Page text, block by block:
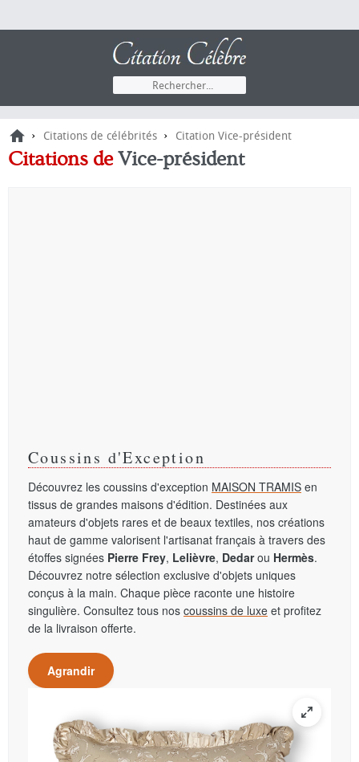
› Citations de célébrités › Citation Vice-président
Citations deVice-président
Coussins d'Exception
Découvrez les coussins d'exception MAISON TRAMIS en
tissus de grandes maisons d'édition. Destinées aux
amateurs d'objets rares et de beaux textiles, nos créations
haut de gamme valorisent l'artisanat français à travers des
étoffes signées Pierre Frey, Lelièvre, Dedarou Hermès.
Découvrez notre sélection exclusive d'objets uniques
conçus à la main. Chaque pièce raconte une histoire
singulière. Consultez tous nos coussins de luxe et profitez
de la livraison offerte.
Agrandir